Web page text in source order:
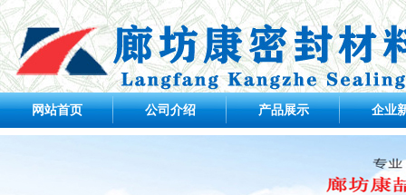
网站首页 公司介绍 产品展示 企业